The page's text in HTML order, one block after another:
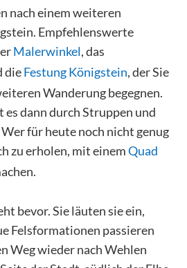
nach einem weiteren
Empfehlenswerte
Malerwinkel, das
dieFestung Königstein, der Sie
Wanderung begegnen.
es dann durch Struppen und
für heute noch nicht genug
zu erholen, mit einemQuad
bevor. Sie läuten sie ein,
Felsformationen passieren
Weg wieder nach Wehlen